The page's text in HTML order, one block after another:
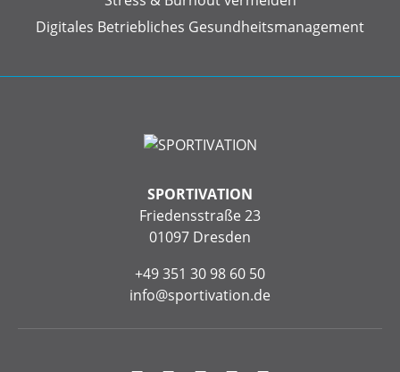
Digitales Betriebliches Gesundheitsmanagement
SPORTIVATION
Friedensstraße 23
01097 Dresden
+49 351 30 98 60 50
info@sportivation.de